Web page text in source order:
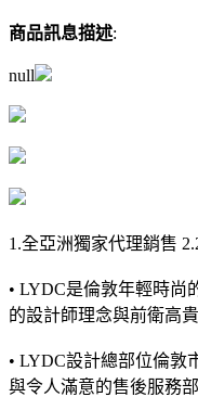
商品訊息描述:
null
1.全亞洲獨家代理銷售
• LYDC是倫敦年輕時尚
的設計師理念與前衛高
• LYDC設計總部位倫敦
與令人滿意的售後服務部